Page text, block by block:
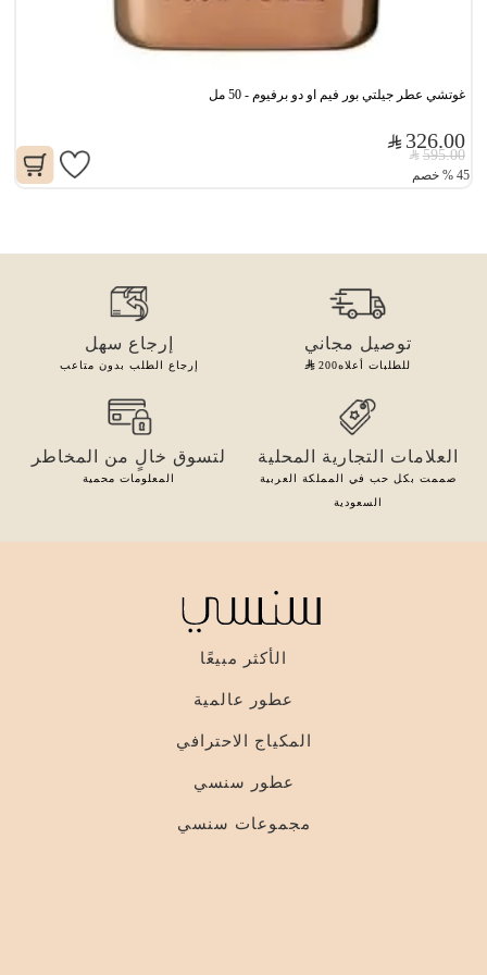
غوتشي عطر جيلتي بور فيم او دو برفيوم - 50 مل
326.00
595.00
45
% خصم
توصيل مجاني
للطلبات أعلاه200
إرجاع سهل
إرجاع الطلب بدون متاعب
العلامات التجارية المحلية
صممت بكل حب في المملكة العربية
السعودية
لتسوق خالٍ من المخاطر
المعلومات محمية
الأكثر مبيعًا
عطور عالمية
المكياج الاحترافي
عطور سنسي
مجموعات سنسي